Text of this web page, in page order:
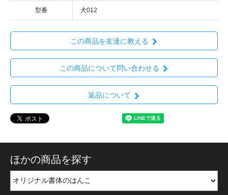
型番 犬012
この商品を友達に教える
この商品について問い合わせる
返品について
ほかの商品を探す